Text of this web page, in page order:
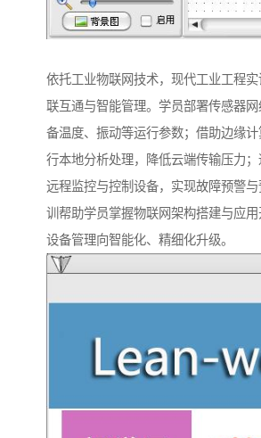
依托工业物联网技术，现代工业工程实
联互通与智能管理。学员部署传感器
备温度、振动等运行参数；借助边缘
行本地分析处理，降低云端传输压力
远程监控与控制设备，实现故障预警
训帮助学员掌握物联网架构搭建与应
设备管理向智能化、精细化升级。